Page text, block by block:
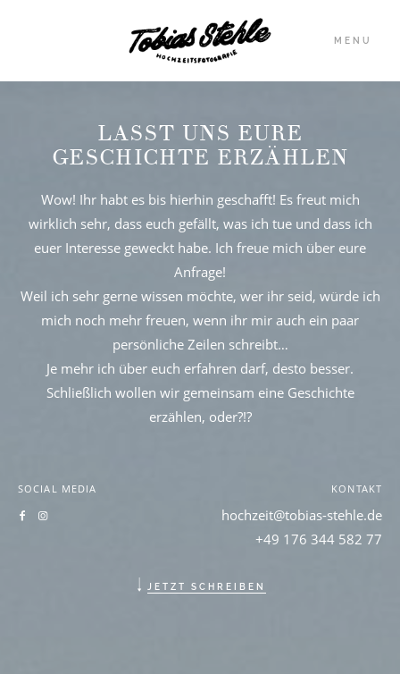
MENU
LASST UNS EURE
GESCHICHTE ERZÄHLEN
Wow! Ihr habt es bis hierhin geschafft! Es freut mich
wirklich sehr, dass euch gefällt, was ich tue und dass ich
euer Interesse geweckt habe. Ich freue mich über eure
Anfrage!
Weil ich sehr gerne wissen möchte, wer ihr seid, würde ich
mich noch mehr freuen, wenn ihr mir auch ein paar
persönliche Zeilen schreibt…
Je mehr ich über euch erfahren darf, desto besser.
Schließlich wollen wir gemeinsam eine Geschichte
erzählen, oder?!?
SOCIAL MEDIA KONTAKT
hochzeit@tobias-stehle.de
+49 176 344 582 77
JETZT SCHREIBEN
HOME
ABOUT
INFO